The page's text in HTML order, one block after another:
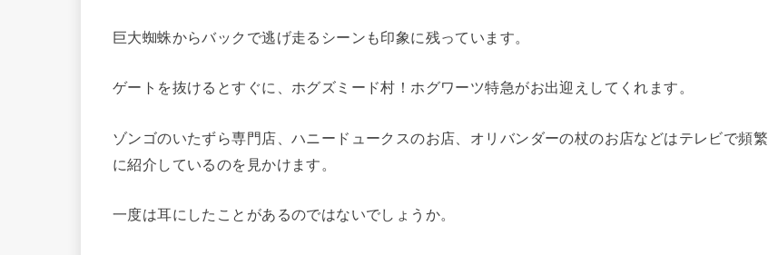
巨大蜘蛛からバックで逃げ走るシーンも印象に残っています。
ゲートを抜けるとすぐに、ホグズミード村！ホグワーツ特急がお出迎えしてくれます。
ゾンゴのいたずら専門店、ハニードュークスのお店、オリバンダーの杖のお店などはテレビで頻繁
に紹介しているのを見かけます。
一度は耳にしたことがあるのではないでしょうか。